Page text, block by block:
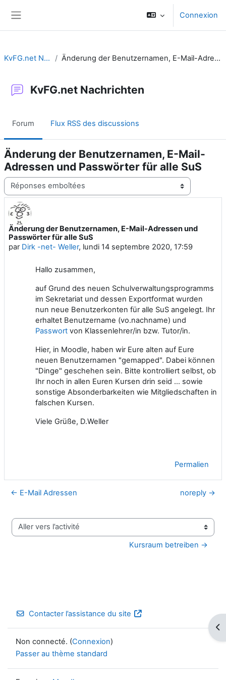
Connexion
KvFG.net Nachrichten Änderung der Benutzernamen, E-Mail-Adressen und Passwörter für alle SuS
KvFG.net Nachrichten
Forum Flux RSS des discussions
Änderung der Benutzernamen, E-Mail-
Adressen und Passwörter für alle SuS
Type d’affichage
Änderung der Benutzernamen, E-Mail-Adressen und
Passwörter für alle SuS
par Dirk -net- Weller, lundi 14 septembre 2020, 17:59
Nombre de réponses : 0
Hallo zusammen,
auf Grund des neuen Schulverwaltungsprogramms
im Sekretariat und dessen Exportformat wurden
nun neue Benutzerkonten für alle SuS angelegt. Ihr
erhaltet Benutzername (vo.nachname) und
Passwort von Klassenlehrer/in bzw. Tutor/in.
Hier, in Moodle, haben wir Eure alten auf Eure
neuen Benutzernamen "gemapped". Dabei können
"Dinge" geschehen sein. Bitte kontrolliert selbst, ob
Ihr noch in allen Euren Kursen drin seid ... sowie
sonstige Absonderbarkeiten wie Mitgliedschaften in
falschen Kursen.
Viele Grüße, D.Weller
Permalien
← E-Mail Adressen noreply →
Aller vers l’activité
Kursraum betreiben →
Contacter l’assistance du site
Non connecté. (Connexion)
Passer au thème standard